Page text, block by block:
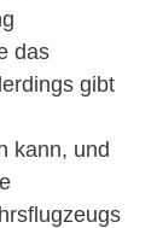
das
gibt
kann, und